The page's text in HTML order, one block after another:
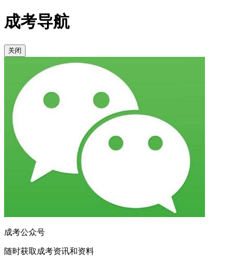
成考导航
关闭
成考公众号
随时获取成考资讯和资料